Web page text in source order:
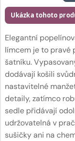
Elegantní
límcem je to pravé
šatníku.
dodávají košili
nastavitelné
detaily, zatímco
sedle přidávají
udržovatelná v
sušičky ani na